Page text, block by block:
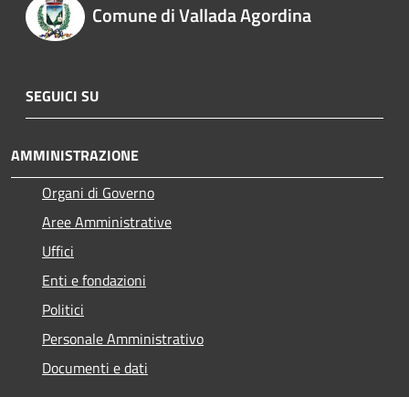
Comune di Vallada Agordina
SEGUICI SU
AMMINISTRAZIONE
Organi di Governo
Aree Amministrative
Uffici
Enti e fondazioni
Politici
Personale Amministrativo
Documenti e dati